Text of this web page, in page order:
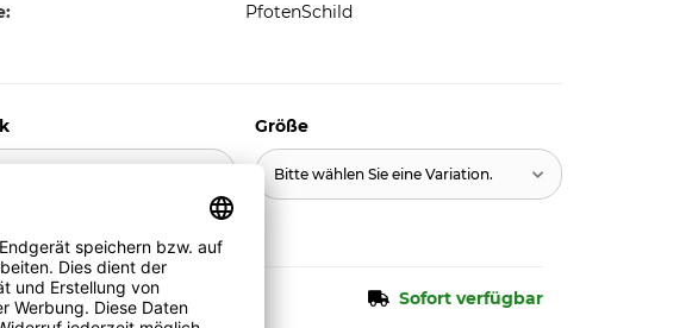
PfotenSchild
Größe
Bitte wählen Sie eine Variation.
€ Sofort verfügbar